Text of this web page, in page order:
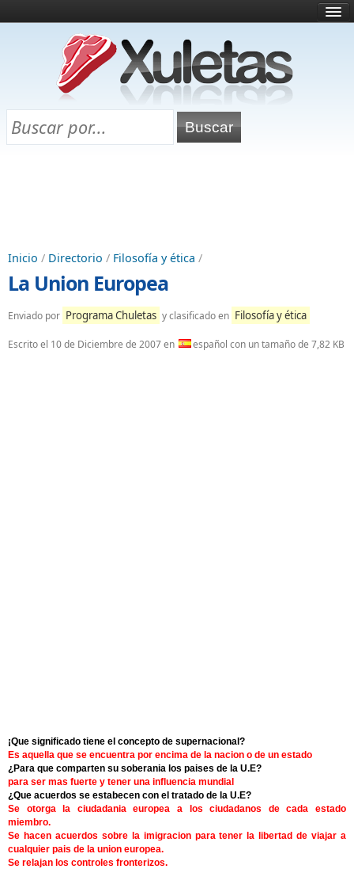
¿Qué es esto?
Directorio
Chuletas para exámenes
Inicio / Directorio / Filosofía y ética /
La Union Europea
Enviado por Programa Chuletas y clasificado en Filosofía y ética
Escrito el 10 de Diciembre de 2007en español con un tamaño de 7,82 KB
¡Que significado tiene el concepto de supernacional?
Es aquella que se encuentra por encima de la nacion o de un estado
¿Para que comparten su soberania los paises de la U.E?
para ser mas fuerte y tener una influencia mundial
¿Que acuerdos se estabecen con el tratado de la U.E?
Se otorga la ciudadania europea a los ciudadanos de cada estado
miembro.
Se hacen acuerdos sobre la imigracion para tener la libertad de viajar a
cualquier pais de la union europea.
Se relajan los controles fronterizos.